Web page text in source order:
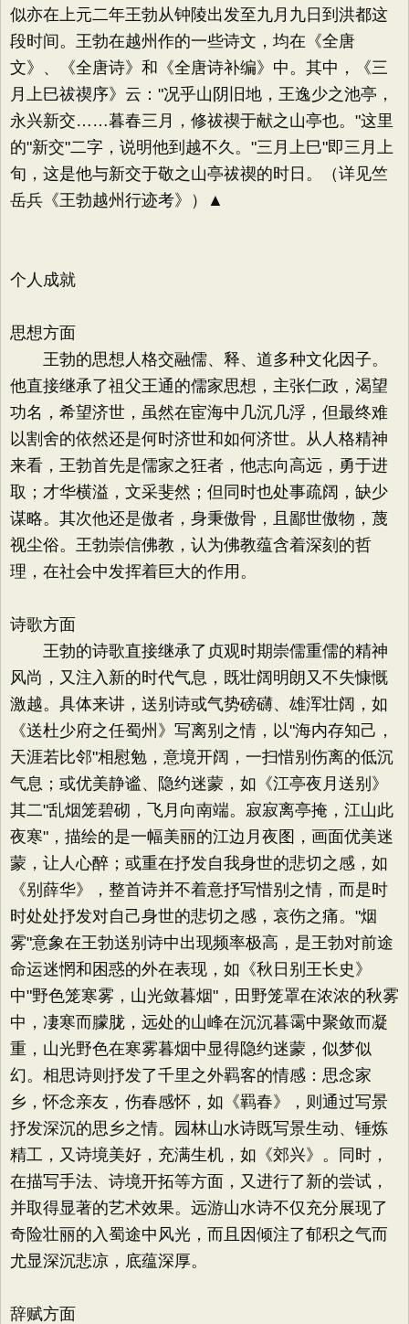
似亦在上元二年王勃从钟陵出发至九月九日到洪都这
段时间。王勃在越州作的一些诗文，均在《全唐
文》、《全唐诗》和《全唐诗补编》中。其中，《三
月上巳祓禊序》云："况乎山阴旧地，王逸少之池亭，
永兴新交……暮春三月，修祓禊于献之山亭也。"这里
的"新交"二字，说明他到越不久。"三月上巳"即三月上
旬，这是他与新交于敬之山亭祓禊的时日。（详见竺
岳兵《王勃越州行迹考》）▲
个人成就
思想方面
王勃的思想人格交融儒、释、道多种文化因子。
他直接继承了祖父王通的儒家思想，主张仁政，渴望
功名，希望济世，虽然在宦海中几沉几浮，但最终难
以割舍的依然还是何时济世和如何济世。从人格精神
来看，王勃首先是儒家之狂者，他志向高远，勇于进
取；才华横溢，文采斐然；但同时也处事疏阔，缺少
谋略。其次他还是傲者，身秉傲骨，且鄙世傲物，蔑
视尘俗。王勃崇信佛教，认为佛教蕴含着深刻的哲
理，在社会中发挥着巨大的作用。
诗歌方面
王勃的诗歌直接继承了贞观时期崇儒重儒的精神
风尚，又注入新的时代气息，既壮阔明朗又不失慷慨
激越。具体来讲，送别诗或气势磅礴、雄浑壮阔，如
《送杜少府之任蜀州》写离别之情，以"海内存知己，
天涯若比邻"相慰勉，意境开阔，一扫惜别伤离的低沉
气息；或优美静谧、隐约迷蒙，如《江亭夜月送别》
其二"乱烟笼碧砌，飞月向南端。寂寂离亭掩，江山此
夜寒"，描绘的是一幅美丽的江边月夜图，画面优美迷
蒙，让人心醉；或重在抒发自我身世的悲切之感，如
《别薛华》，整首诗并不着意抒写惜别之情，而是时
时处处抒发对自己身世的悲切之感，哀伤之痛。"烟
雾"意象在王勃送别诗中出现频率极高，是王勃对前途
命运迷惘和困惑的外在表现，如《秋日别王长史》
中"野色笼寒雾，山光敛暮烟"，田野笼罩在浓浓的秋雾
中，凄寒而朦胧，远处的山峰在沉沉暮霭中聚敛而凝
重，山光野色在寒雾暮烟中显得隐约迷蒙，似梦似
幻。相思诗则抒发了千里之外羁客的情感：思念家
乡，怀念亲友，伤春感怀，如《羁春》，则通过写景
抒发深沉的思乡之情。园林山水诗既写景生动、锤炼
精工，又诗境美好，充满生机，如《郊兴》。同时，
在描写手法、诗境开拓等方面，又进行了新的尝试，
并取得显著的艺术效果。远游山水诗不仅充分展现了
奇险壮丽的入蜀途中风光，而且因倾注了郁积之气而
尤显深沉悲凉，底蕴深厚。
辞赋方面